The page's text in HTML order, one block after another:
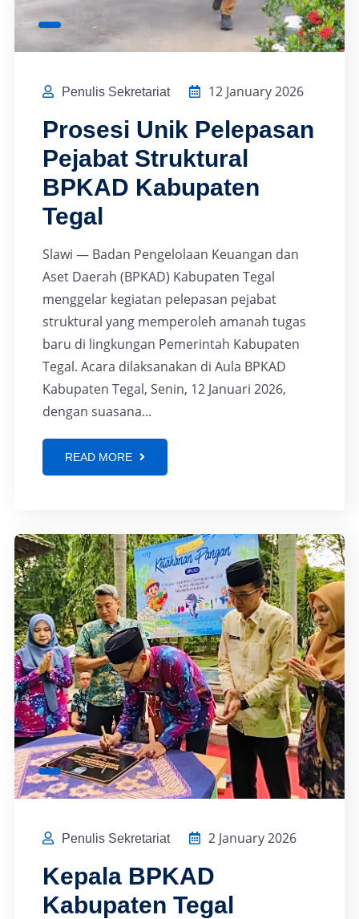
Penulis Sekretariat 12 January 2026
Prosesi Unik Pelepasan
Pejabat Struktural
BPKAD Kabupaten
Tegal
Slawi — Badan Pengelolaan Keuangan dan
Aset Daerah (BPKAD) Kabupaten Tegal
menggelar kegiatan pelepasan pejabat
struktural yang memperoleh amanah tugas
baru di lingkungan Pemerintah Kabupaten
Tegal. Acara dilaksanakan di Aula BPKAD
Kabupaten Tegal, Senin, 12 Januari 2026,
dengan suasana...
READ MORE
Penulis Sekretariat 2 January 2026
Kepala BPKAD
Kabupaten Tegal